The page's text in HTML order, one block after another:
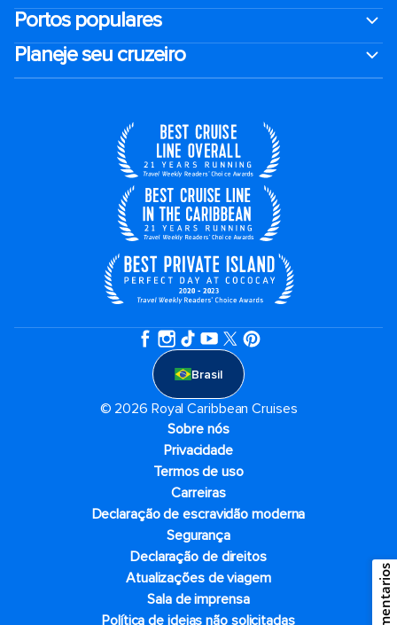
Portos populares
Planeje seu cruzeiro
Brasil
© 2026 Royal Caribbean Cruises
Sobre nós
Privacidade
Termos de uso
Carreiras
Declaração de escravidão moderna
Segurança
Declaração de direitos
Atualizações de viagem
Sala de imprensa
Política de ideias não solicitadas
Comentarios